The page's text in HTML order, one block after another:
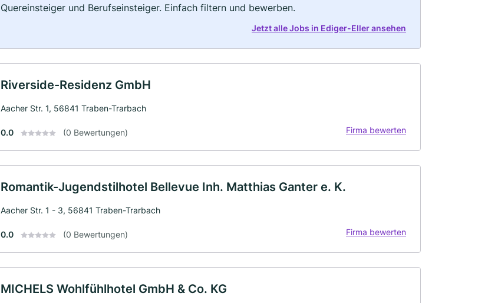
Quereinsteiger und Berufseinsteiger. Einfach filtern und bewerben.
Jetzt alle Jobs in Ediger-Eller ansehen
Riverside-Residenz GmbH
Aacher Str. 1, 56841 Traben-Trarbach
0.0 (0 Bewertungen) Firma bewerten
Romantik-Jugendstilhotel Bellevue Inh. Matthias Ganter e. K.
Aacher Str. 1 - 3, 56841 Traben-Trarbach
0.0 (0 Bewertungen) Firma bewerten
MICHELS Wohlfühlhotel GmbH & Co. KG